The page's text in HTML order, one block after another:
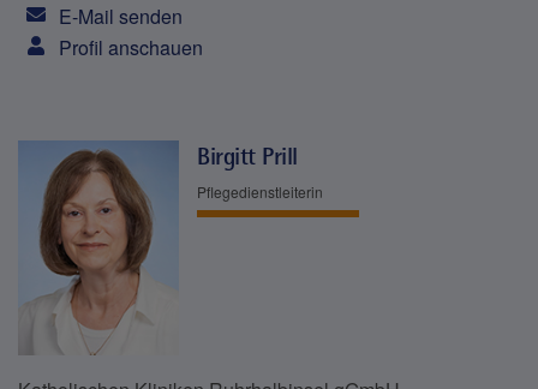
E-Mail senden
Profil anschauen
Birgitt Prill
Pflegedienstleiterin